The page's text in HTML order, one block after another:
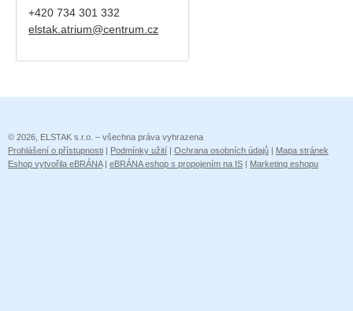
+420 734 301 332
elstak.atrium@centrum.cz
© 2026, ELSTAK s.r.o. – všechna práva vyhrazena
Prohlášení o přístupnosti | Podmínky užití | Ochrana osobních údajů | Mapa stránek
Eshop vytvořila eBRÁNA| eBRÁNA eshop s propojením na IS | Marketing eshopu